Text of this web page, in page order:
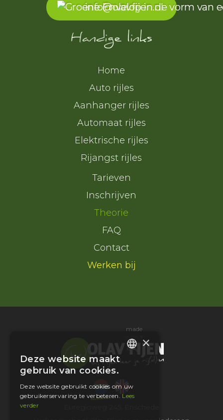
info@olavfijen.nl
Handige links
Home
Auto rijles
Aanhanger rijles
Automaat rijles
Elektrische rijles
Rijangst rijles
Tarieven
Inschrijven
Theorie
FAQ
Contact
Werken bij
made
×
Deze website maakt
gebruik van cookies.
Deze website gebruikt cookies om uw
gebruikerservaring te verbeteren. Lees
verder